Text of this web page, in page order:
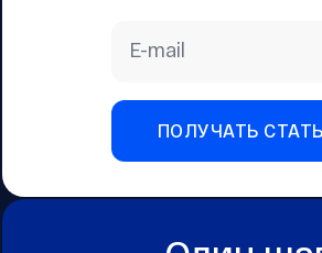
E-mail
ПОЛУЧАТЬ